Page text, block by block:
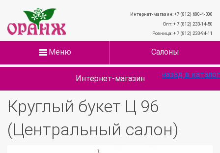
Интернет-магазин: +7 (812) 600-4-300
Опт: + 7 (812) 233-14-50
Розница: + 7 (812) 233-94-11
Меню Салоны
Интернет-магазин
Круглый букет Ц 96
(Центральный салон)
назад в каталог